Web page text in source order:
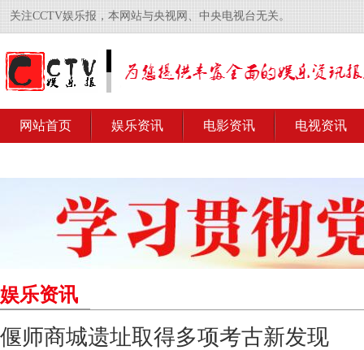
关注CCTV娱乐报，本网站与央视网、中央电视台无关。
网站首页 娱乐资讯 电影资讯 电视资讯
娱乐资讯
偃师商城遗址取得多项考古新发现